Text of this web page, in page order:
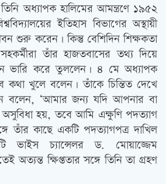
অধ্যাপক হালিমের আমন্ত্রণে ১৯৫২
ইতিহাস বিভাগের অস্থায়ী
শুরু করেন। কিন্তু বেশিদিন শিক্ষকতা
তাঁর হাজতবাসের তথ্য দিয়ে
ভারি করে তুললেন। ৪ মে অধ্যাপক
কথা খুলে বলেন। তাঁকে চিন্তিত দেখে
বলেন, ‘আমার জন্য যদি আপনার বা
অসুবিধা হয়, তবে আমি এক্ষুণি পদত্যাগ
তাঁর কাছে একটি পদত্যাগপত্র দাখিল
ভাইস চ্যান্সেলর ড. মোয়াজ্জেম
অত্যন্ত ক্ষিপ্ততার সঙ্গে তিনি তা গ্রহণ